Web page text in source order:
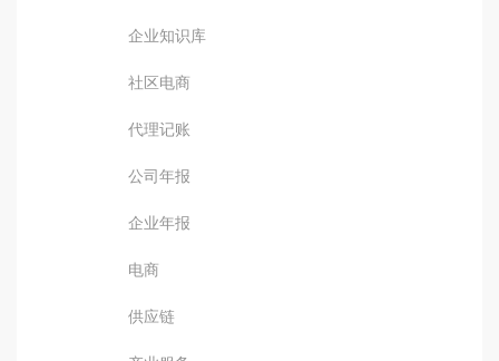
企业知识库
社区电商
代理记账
公司年报
企业年报
电商
供应链